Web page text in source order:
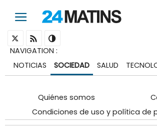
NAVIGATION :
NOTICIAS
SOCIEDAD SALUD
Quiénes somos
Condiciones de uso y política de